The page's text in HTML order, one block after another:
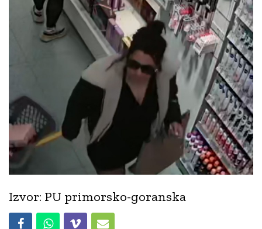
Izvor: PU primorsko-goranska